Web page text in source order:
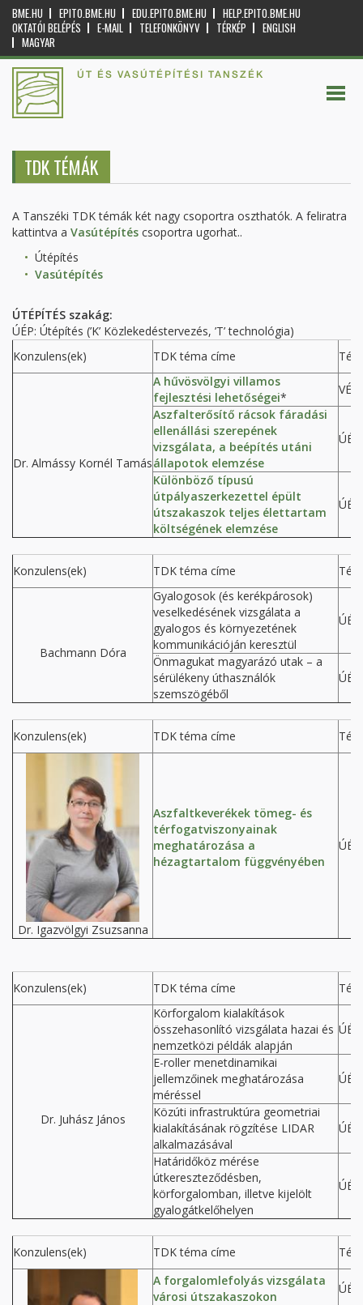
BME.HU EPITO.BME.HU EDU.EPITO.BME.HU
HELP.EPITO.BME.HU
OKTATÓI BELÉPÉS
E-MAIL TELEFONKÖNYV TÉRKÉP
ENGLISH
MAGYAR
ÚT ÉS VASÚTÉPÍTÉSI TANSZÉK
TDK TÉMÁK
A Tanszéki TDK témák két nagy csoportra oszthatók. A feliratra
kattintva a Vasútépítés csoportra ugorhat..
Útépítés
Vasútépítés
ÚTÉPÍTÉS szakág:
ÚÉP: Útépítés (’K’ Közlekedéstervezés, ’T’ technológia)
Konzulens(ek)
TDK téma címe
Dr. Almássy Kornél Tamás
A hűvösvölgyi villamos
fejlesztési lehetőségei*
Aszfalterősítő rácsok fáradási
ellenállási szerepének
vizsgálata, a beépítés utáni
állapotok elemzése
Különböző típusú
útpályaszerkezettel épült
útszakaszok teljes élettartam
költségének elemzése
Konzulens(ek) TDK téma címe
Bachmann Dóra
Gyalogosok (és kerékpárosok)
veselkedésének vizsgálata a
gyalogos és környezetének
kommunikációján keresztül
Önmagukat magyarázó utak – a
sérülékeny úthasználók
szemszögéből
Konzulens(ek) TDK téma címe
Dr. Igazvölgyi Zsuzsanna
Aszfaltkeverékek tömeg- és
térfogatviszonyainak
meghatározása a
hézagtartalom függvényében
Konzulens(ek) TDK téma címe
Dr. Juhász János
Körforgalom kialakítások
összehasonlító vizsgálata hazai és
nemzetközi példák alapján
E-roller menetdinamikai
jellemzőinek meghatározása
méréssel
Közúti infrastruktúra geometriai
kialakításának rögzítése LIDAR
alkalmazásával
Határidőköz mérése
útkereszteződésben,
körforgalomban, illetve kijelölt
gyalogátkelőhelyen
Konzulens(ek) TDK téma címe
A forgalomlefolyás vizsgálata
városi útszakaszokon